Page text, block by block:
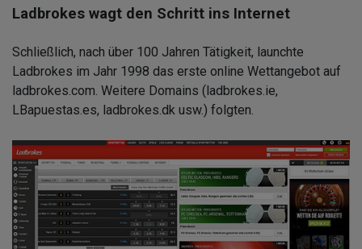
Ladbrokes wagt den Schritt ins Internet
Schließlich, nach über 100 Jahren Tätigkeit, launchte
Ladbrokes im Jahr 1998 das erste online Wettangebot auf
ladbrokes.com. Weitere Domains (ladbrokes.ie,
LBapuestas.es, ladbrokes.dk usw.) folgten.